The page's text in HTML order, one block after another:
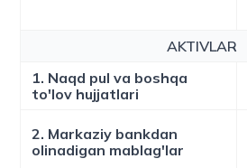
AKTIVLAR
1. Naqd pul va boshqa
to'lov hujjatlari
2. Markaziy bankdan
olinadigan mablag'lar